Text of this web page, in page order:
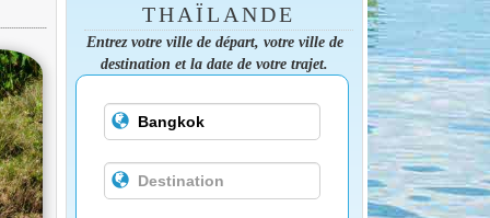
THAÏLANDE
Entrez votre ville de départ, votre ville de
destination et la date de votre trajet.